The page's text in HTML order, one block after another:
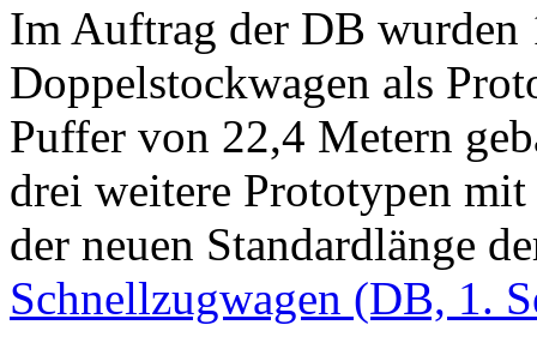
Im Auftrag der DB wurden
Doppelstockwagen als
Puffer von 22,4 Metern
drei weitere Prototypen
der neuen Standardlänge
Schnellzugwagen (DB, 1.